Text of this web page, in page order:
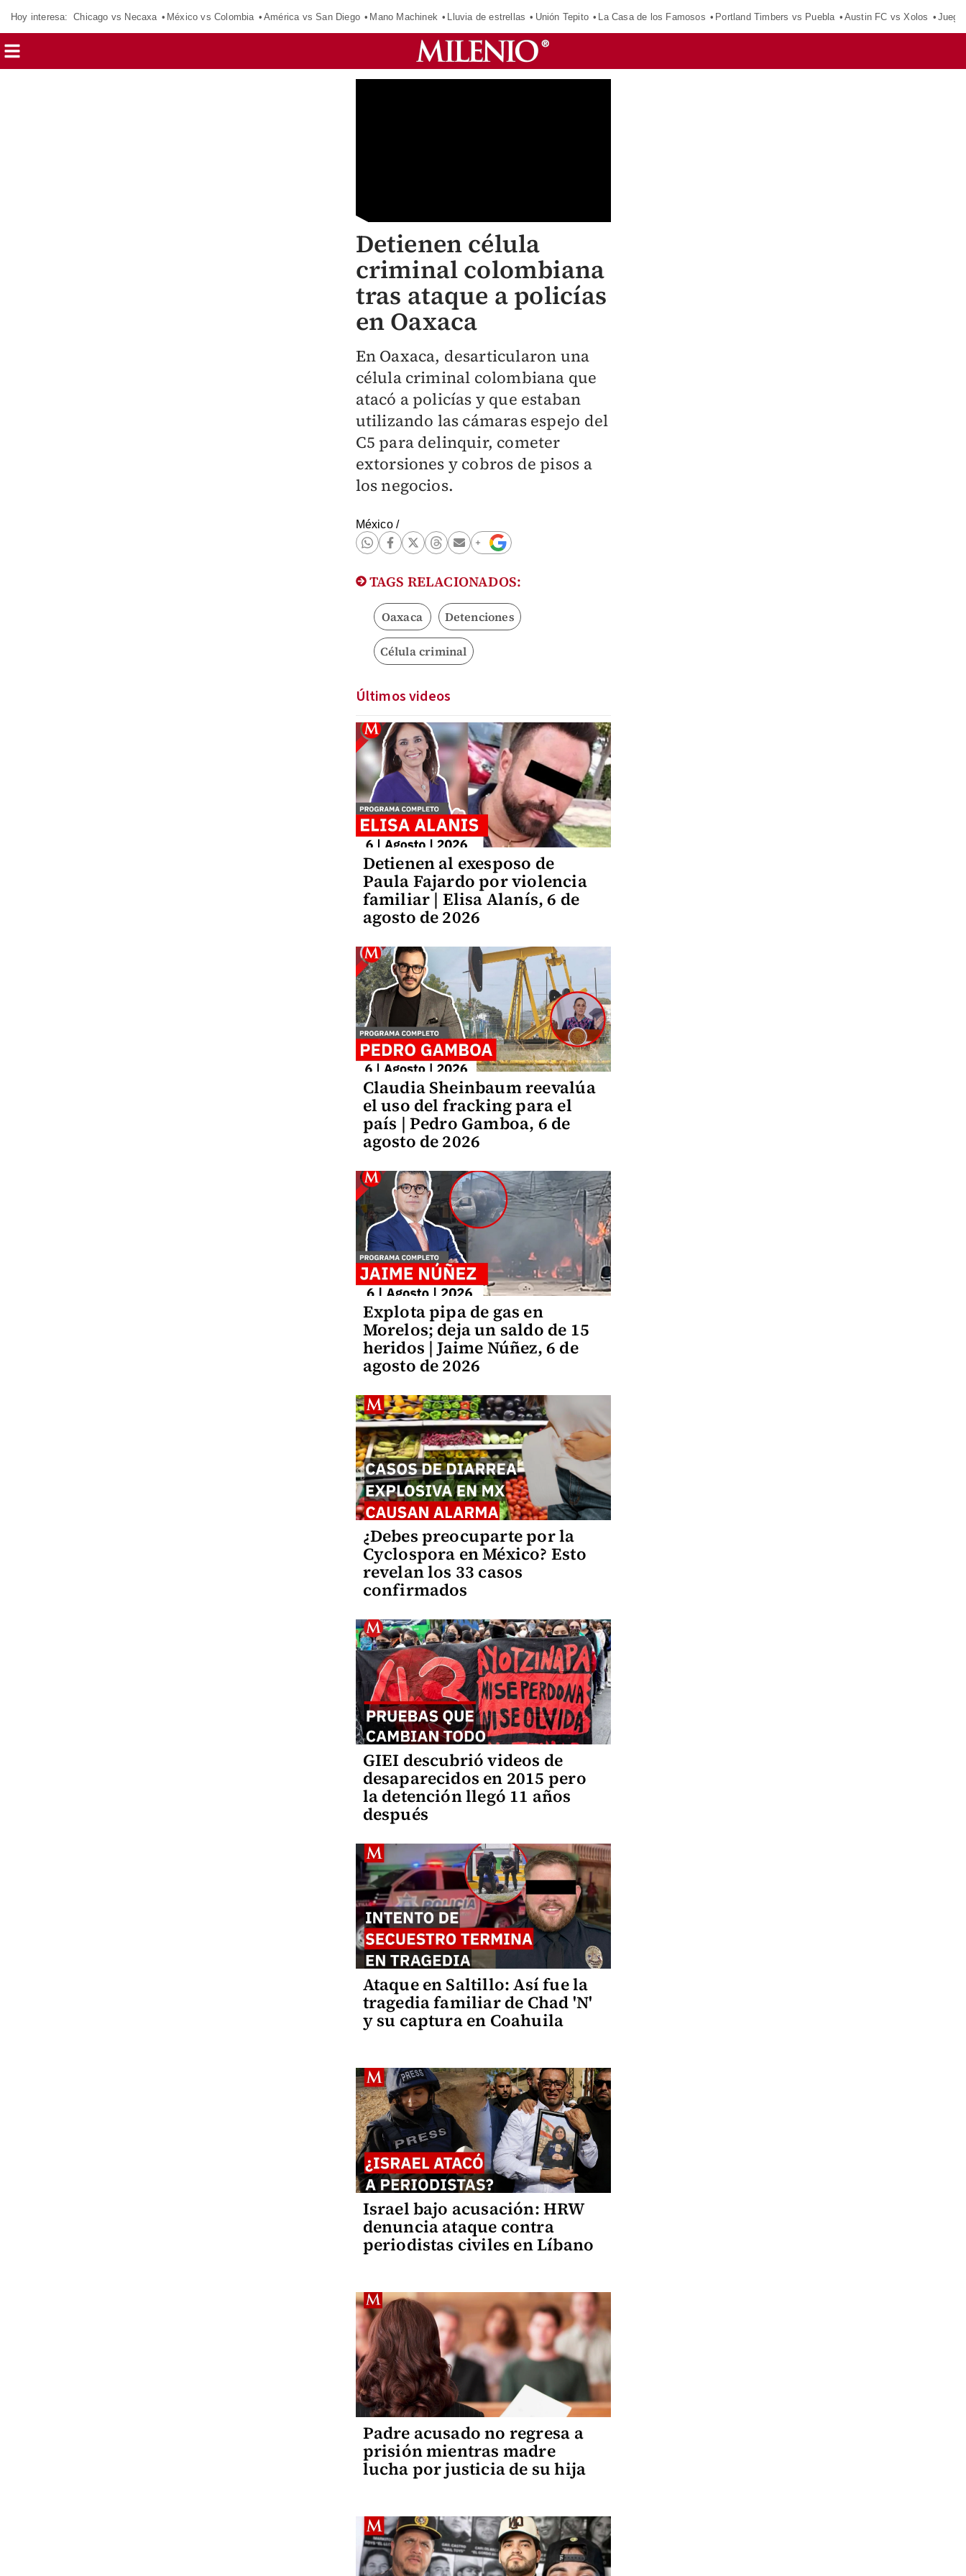
Hoy interesa: Chicago vs Necaxa México vs Colombia América vs San Diego Mano Machinek Lluvia de estrellas Unión Tepito La Casa de los Famosos Portland Timbers vs Puebla Austin FC vs Xolos
Detienen célula
criminal colombiana
tras ataque a policías
en Oaxaca
En Oaxaca, desarticularon una
célula criminal colombiana que
atacó a policías y que estaban
utilizando las cámaras espejo del
C5 para delinquir, cometer
extorsiones y cobros de pisos a
los negocios.
México/
TAGS RELACIONADOS:
Oaxaca Detenciones
Célula criminal
Últimos videos
Detienen al exesposo de
Paula Fajardo por violencia
familiar | Elisa Alanís, 6 de
agosto de 2026
Claudia Sheinbaum reevalúa
el uso del fracking para el
país | Pedro Gamboa, 6 de
agosto de 2026
Explota pipa de gas en
Morelos; deja un saldo de 15
heridos | Jaime Núñez, 6 de
agosto de 2026
¿Debes preocuparte por la
Cyclospora en México? Esto
revelan los 33 casos
confirmados
GIEI descubrió videos de
desaparecidos en 2015 pero
la detención llegó 11 años
después
Ataque en Saltillo: Así fue la
tragedia familiar de Chad 'N'
y su captura en Coahuila
Israel bajo acusación: HRW
denuncia ataque contra
periodistas civiles en Líbano
Padre acusado no regresa a
prisión mientras madre
lucha por justicia de su hija